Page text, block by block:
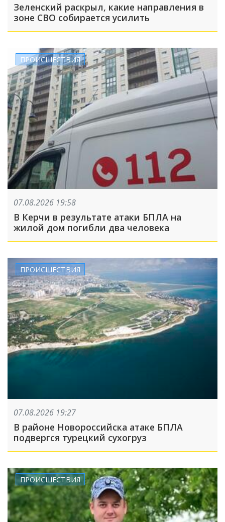
Зеленский раскрыл, какие направления в
зоне СВО собирается усилить
ПРОИСШЕСТВИЯ
07.08.2026 19:58
В Керчи в результате атаки БПЛА на
жилой дом погибли два человека
ПРОИСШЕСТВИЯ
07.08.2026 19:27
В районе Новороссийска атаке БПЛА
подвергся турецкий сухогруз
ПРОИСШЕСТВИЯ